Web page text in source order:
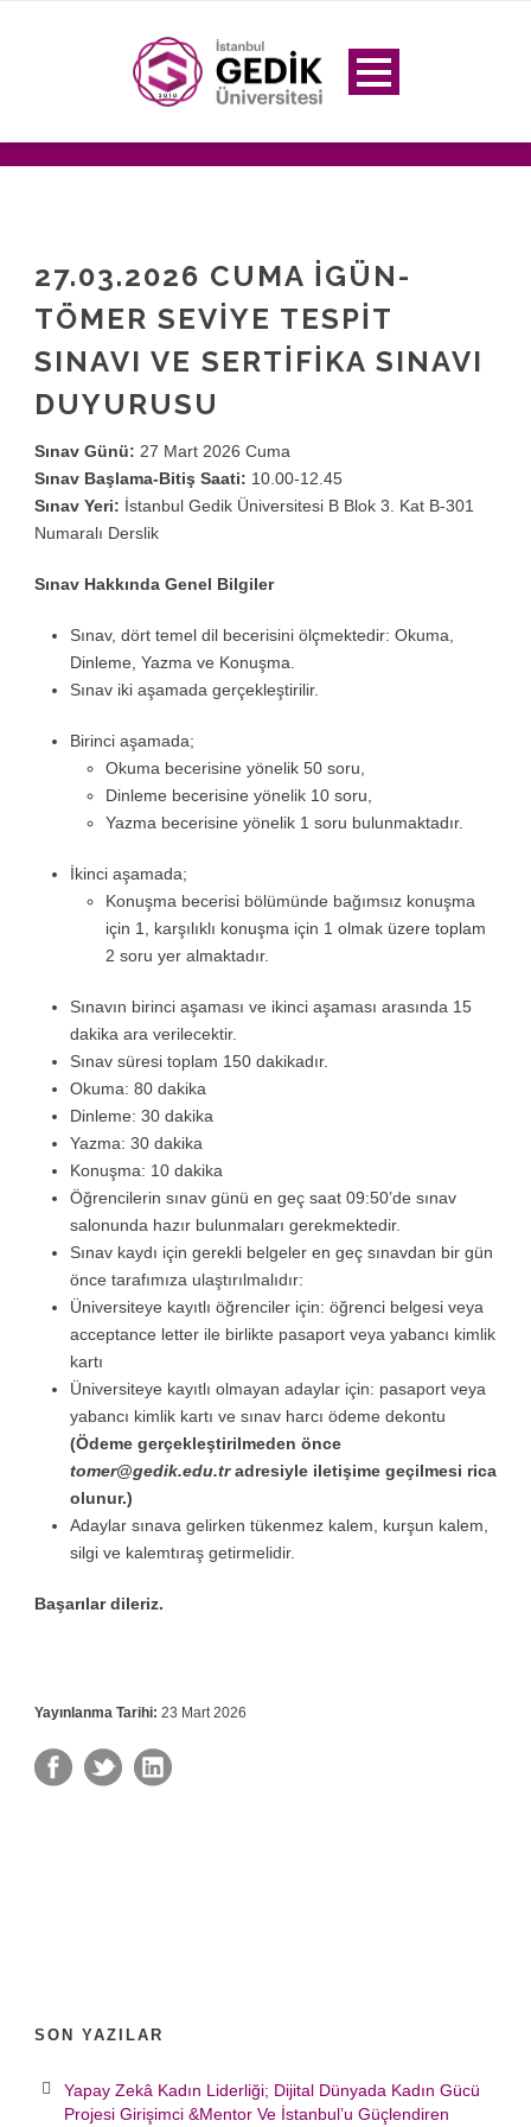
27.03.2026 CUMA İGÜN-
TÖMER SEVİYE TESPİT
SINAVI VE SERTİFİKA SINAVI
DUYURUSU
Sınav Günü: 27 Mart 2026 Cuma
Sınav Başlama-Bitiş Saati: 10.00-12.45
Sınav Yeri: İstanbul Gedik Üniversitesi B Blok 3. Kat B-301
Numaralı Derslik
Sınav Hakkında Genel Bilgiler
Sınav, dört temel dil becerisini ölçmektedir: Okuma,
Dinleme, Yazma ve Konuşma.
Sınav iki aşamada gerçekleştirilir.
Birinci aşamada;
Okuma becerisine yönelik 50 soru,
Dinleme becerisine yönelik 10 soru,
Yazma becerisine yönelik 1 soru bulunmaktadır.
İkinci aşamada;
Konuşma becerisi bölümünde bağımsız konuşma
için 1, karşılıklı konuşma için 1 olmak üzere toplam
2 soru yer almaktadır.
Sınavın birinci aşaması ve ikinci aşaması arasında 15
dakika ara verilecektir.
Sınav süresi toplam 150 dakikadır.
Okuma: 80 dakika
Dinleme: 30 dakika
Yazma: 30 dakika
Konuşma: 10 dakika
Öğrencilerin sınav günü en geç saat 09:50’de sınav
salonunda hazır bulunmaları gerekmektedir.
Sınav kaydı için gerekli belgeler en geç sınavdan bir gün
önce tarafımıza ulaştırılmalıdır:
Üniversiteye kayıtlı öğrenciler için: öğrenci belgesi veya
acceptance letter ile birlikte pasaport veya yabancı kimlik
kartı
Üniversiteye kayıtlı olmayan adaylar için: pasaport veya
yabancı kimlik kartı ve sınav harcı ödeme dekontu
(Ödeme gerçekleştirilmeden önce
tomer@gedik.edu.tradresiyle iletişime geçilmesi rica
olunur.)
Adaylar sınava gelirken tükenmez kalem, kurşun kalem,
silgi ve kalemtıraş getirmelidir.
Başarılar dileriz.
Yayınlanma Tarihi: 23 Mart 2026
SON YAZILAR
Yapay Zekâ Kadın Liderliği; Dijital Dünyada Kadın Gücü
Projesi Girişimci &Mentor Ve İstanbul’u Güçlendiren